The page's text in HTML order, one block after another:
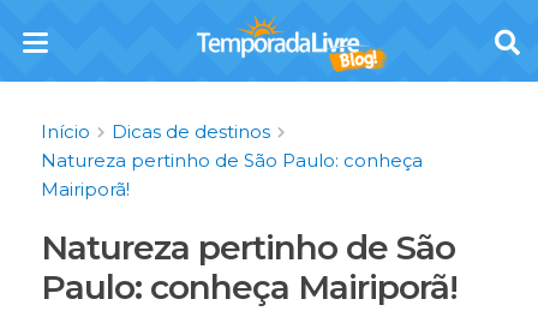
Início
Dicas de destinos
Natureza pertinho de São Paulo: conheça
Mairiporã!
Natureza pertinho de São
Paulo: conheça Mairiporã!